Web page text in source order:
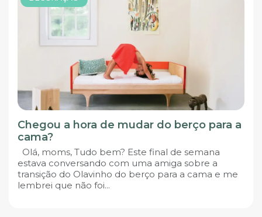
Chegou a hora de mudar do berço para a
cama?
Olá, moms, Tudo bem? Este final de semana
estava conversando com uma amiga sobre a
transição do Olavinho do berço para a cama e me
lembrei que não foi...